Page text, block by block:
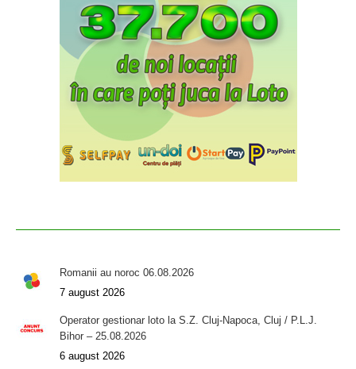
Romanii au noroc 06.08.2026
7 august 2026
Operator gestionar loto la S.Z. Cluj-Napoca, Cluj / P.L.J.
Bihor – 25.08.2026
6 august 2026